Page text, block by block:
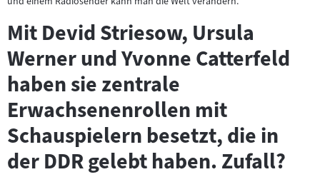
Mit Devid Striesow, Ursula
Werner und Yvonne Catterfeld
haben sie zentrale
Erwachsenenrollen mit
Schauspielern besetzt, die in
der DDR gelebt haben. Zufall?